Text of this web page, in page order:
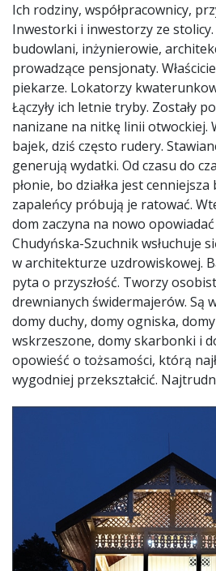
Ich rodziny, współpracownicy,
Inwestorki i inwestorzy ze
budowlani, inżynierowie,
prowadzące pensjonaty.
piekarze. Lokatorzy
Łączyły ich letnie tryby. Zostały
nanizane na nitkę linii otwockiej.
bajek, dziś często rudery.
generują wydatki. Od czasu do
płonie, bo działka jest
zapaleńcy próbują je ratować.
dom zaczyna na nowo
Chudyńska-Szuchnik wsłuchuje
w architekturze uzdrowiskowej.
pyta o przyszłość. Tworzy
drewnianych świdermajerów. Są
domy duchy, domy ogniska,
wskrzeszone, domy skarbonki i
opowieść o tożsamości, którą
wygodniej przekształcić.